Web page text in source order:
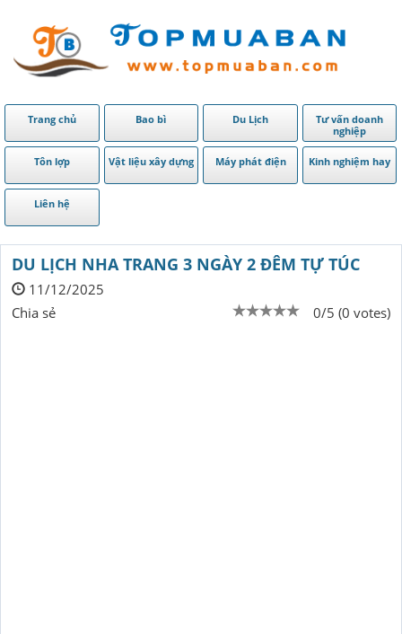
Trang chủ Bao bì Du Lịch
Tư vấn doanh
nghiệp
Tôn lợp Vật liệu xây dựng Máy phát điện Kinh nghiệm hay
Liên hệ
DU LỊCH NHA TRANG 3 NGÀY 2 ĐÊM TỰ TÚC
11/12/2025
0/5 (0 votes)
Chia sẻ